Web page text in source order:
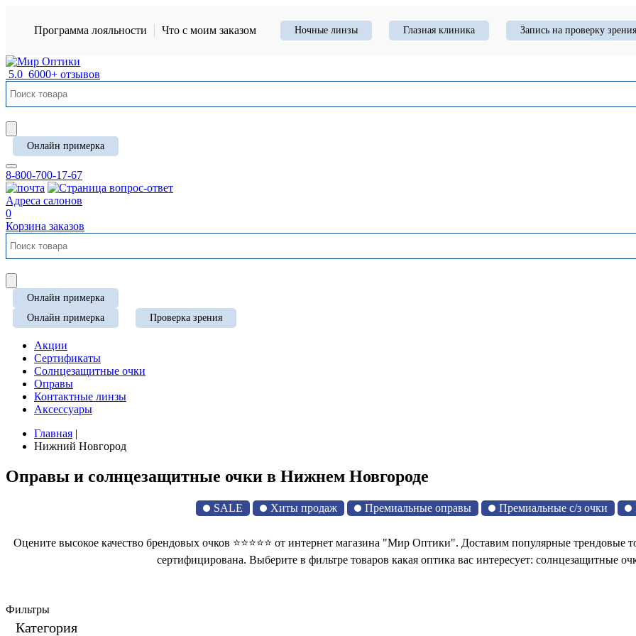
Программа лояльности Что с моим заказом Ночные линзы Глазная клиника Запись на проверку зрения
5.0 6000+ отзывов
Онлайн примерка
8-800-700-17-67
Адреса салонов
0
Корзина заказов
Онлайн примерка
Онлайн примерка
Проверка зрения
Акции
Сертификаты
Солнцезащитные очки
Оправы
Контактные линзы
Аксессуары
Главная |
Нижний Новгород
Оправы и солнцезащитные очки в Нижнем Новгороде
SALE Хиты продаж Премиальные оправы Премиальные с/з очки
Оцените высокое качество брендовых очков ⭐⭐⭐⭐⭐ от интернет магазина "Мир Оптики". Доставим популярные
сертифицирована. Выберите в фильтре товаров какая оптика вас интересует: солнцезащитные
Фильтры
Категория